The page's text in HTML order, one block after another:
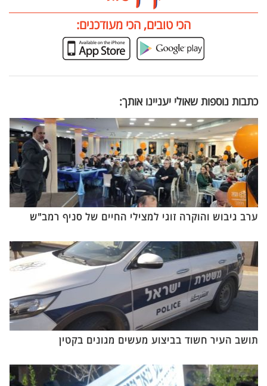
הכי טובים, הכי מעודכנים:
כתבות נוספות שאולי יעניינו אותך:
ערב גיבוש והוקרה זוגי למצילי החיים של סניף רמב"ש
תושב העיר חשוד בביצוע מעשים מגונים בקטין